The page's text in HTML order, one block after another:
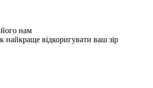
нам
найкраще відкоригувати ваш зір